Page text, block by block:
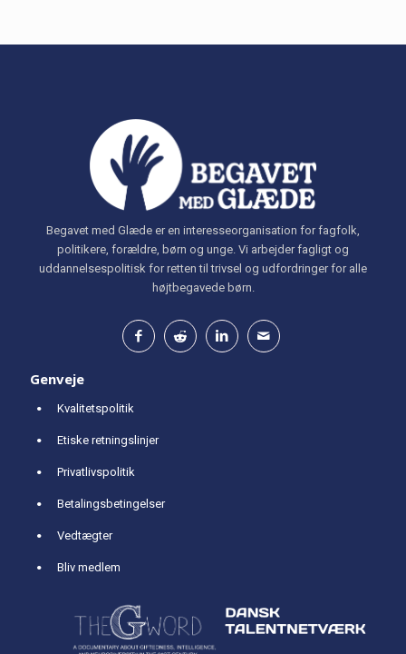
Begavet med Glæde er en interesseorganisation for fagfolk,
politikere, forældre, børn og unge. Vi arbejder fagligt og
uddannelsespolitisk for retten til trivsel og udfordringer for alle
højtbegavede børn.
Genveje
Kvalitetspolitik
Etiske retningslinjer
Privatlivspolitik
Betalingsbetingelser
Vedtægter
Bliv medlem